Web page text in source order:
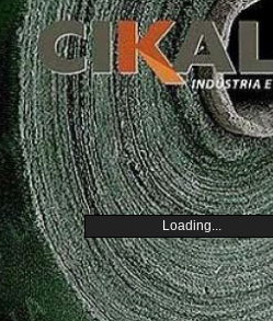
Loading...